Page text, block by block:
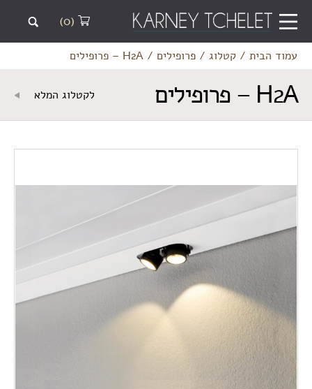
(0)
עמוד הבית/ קטלוג/ פרופילים/ H2A – פרופילים
H2A – פרופילים לקטלוג המלא